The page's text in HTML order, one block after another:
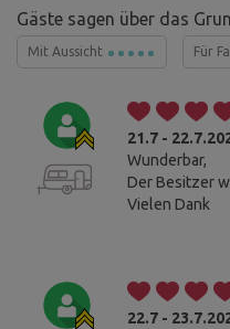
Gäste sagen über das
Mit Aussicht Für
21.7 -
Wunderbar,
Der Besitzer
Vielen Dank
22.7 -